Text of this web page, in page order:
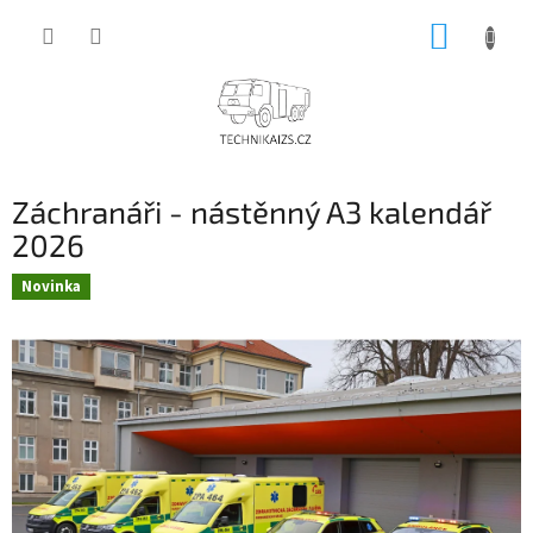
Záchranáři - nástěnný A3 kalendář
2026
Novinka